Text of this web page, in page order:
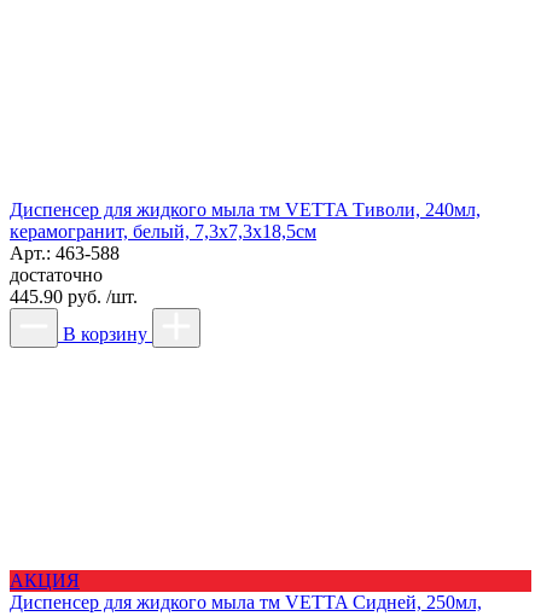
Диспенсер для жидкого мыла тм VETTA Тиволи, 240мл,
керамогранит, белый, 7,3x7,3x18,5см
Арт.: 463-588
достаточно
445.90 руб. /шт.
В корзину
АКЦИЯ
Диспенсер для жидкого мыла тм VETTA Сидней, 250мл,